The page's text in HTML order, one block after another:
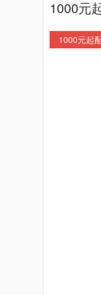
1000元
1000元起